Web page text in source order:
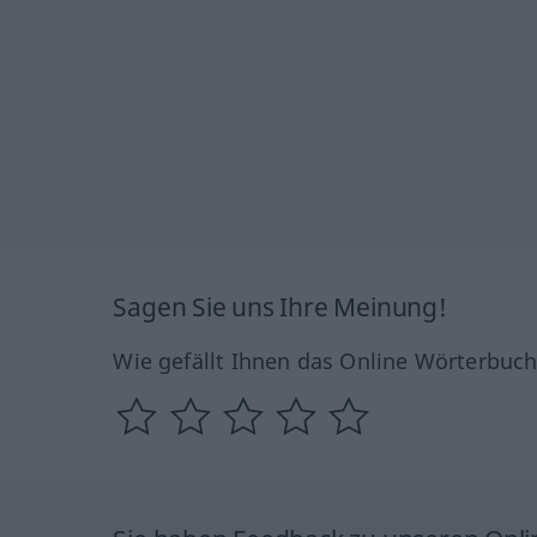
Sagen Sie uns Ihre Meinung!
Wie gefällt Ihnen das Online